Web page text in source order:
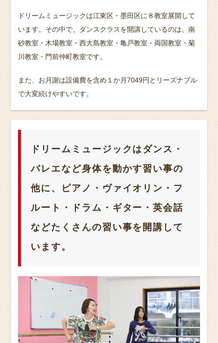
ドリームミュージックは江東区・墨田区に８教室展開して
います。その中で、ダンスクラスを開講しているのは、南
砂教室・木場教室・西大島教室・亀戸教室・両国教室・菊
川教室・門前仲町教室です。
また、お月謝は設備費を含め１か月7049円とリーズナブル
で大変続けやすいです。
ドリームミュージックはダンス・
バレエなど身体を動かす習い事の
他に、ピアノ・ヴァイオリン・フ
ルート・ドラム・ギター・英会話
などたくさんの習い事を開講して
います。